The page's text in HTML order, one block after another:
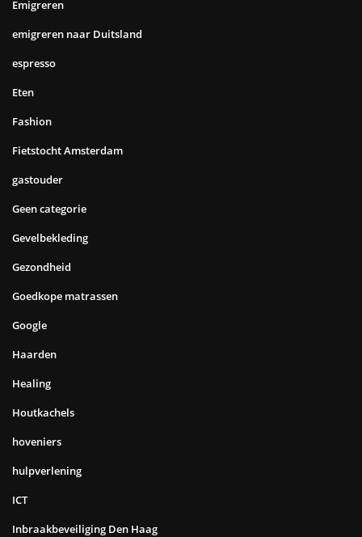
Emigreren
emigreren naar Duitsland
espresso
Eten
Fashion
Fietstocht Amsterdam
gastouder
Geen categorie
Gevelbekleding
Gezondheid
Goedkope matrassen
Google
Haarden
Healing
Houtkachels
hoveniers
hulpverlening
ICT
Inbraakbeveiliging Den Haag